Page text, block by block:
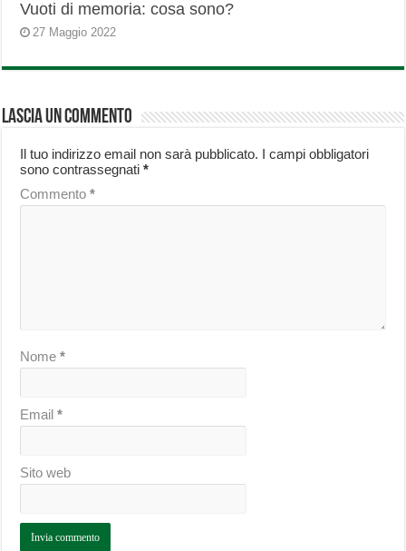
Vuoti di memoria: cosa sono?
27 Maggio 2022
Lascia un commento
Il tuo indirizzo email non sarà pubblicato. I campi obbligatori
sono contrassegnati*
Commento*
Nome*
Email*
Sito web